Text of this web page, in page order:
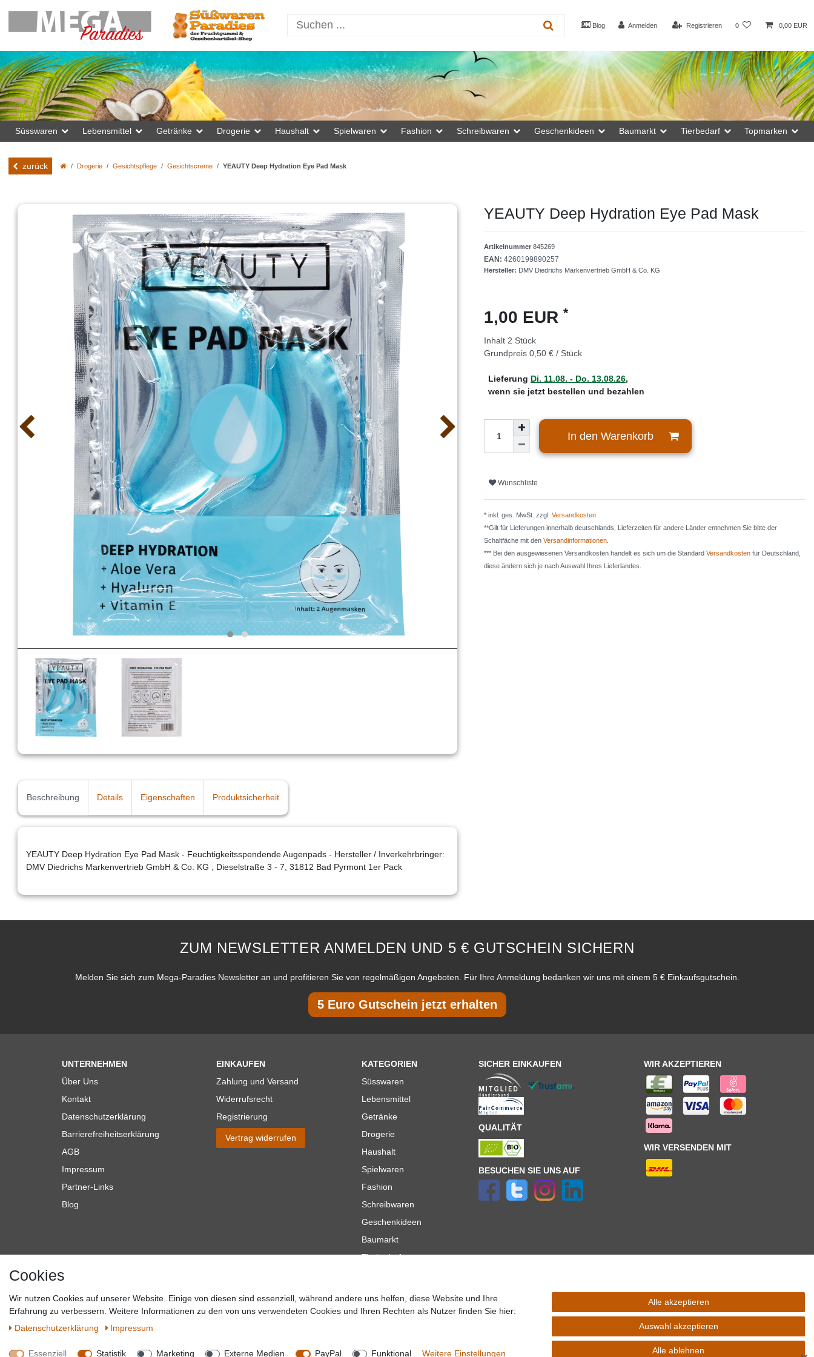
Blog Anmelden Registrieren 0 0,00 EUR
Süsswaren Lebensmittel Getränke Drogerie Haushalt Spielwaren Fashion Schreibwaren Geschenkideen Baumarkt Tierbedarf Topmarken
zurück Drogerie Gesichtspflege Gesichtscreme YEAUTY Deep Hydration Eye Pad Mask
YEAUTY Deep Hydration Eye Pad Mask
Artikelnummer 845269
EAN: 4260199890257
Hersteller: DMV Diedrichs Markenvertrieb GmbH & Co. KG
1,00 EUR *
Inhalt 2 Stück
Grundpreis 0,50 € / Stück
Lieferung Di. 11.08. - Do. 13.08.26,
wenn sie jetzt bestellen und bezahlen
In den Warenkorb
Wunschliste
* inkl. ges. MwSt. zzgl. Versandkosten
**Gilt für Lieferungen innerhalb deutschlands, Lieferzeiten für andere Länder entnehmen Sie bitte der
Schaltfäche mit den Versandinformationen
*** Bei den ausgewiesenen Versandkosten handelt es sich um die Standard Versandkosten für Deutschland,
diese ändern sich je nach Auswahl Ihres Lieferlandes.
Beschreibung Details Eigenschaften Produktsicherheit
YEAUTY Deep Hydration Eye Pad Mask - Feuchtigkeitsspendende Augenpads - Hersteller / Inverkehrbringer:
DMV Diedrichs Markenvertrieb GmbH & Co. KG , Dieselstraße 3 - 7, 31812 Bad Pyrmont 1er Pack
ZUM NEWSLETTER ANMELDEN UND 5 € GUTSCHEIN SICHERN
Melden Sie sich zum Mega-Paradies Newsletter an und profitieren Sie von regelmäßigen Angeboten. Für Ihre Anmeldung bedanken wir uns mit einem 5 € Einkaufsgutschein.
5 Euro Gutschein jetzt erhalten
UNTERNEHMEN
Über Uns
Kontakt
Datenschutzerklärung
Barrierefreiheitserklärung
AGB
Impressum
Partner-Links
Blog
EINKAUFEN
Zahlung und Versand
Widerrufsrecht
Registrierung
Vertrag widerrufen
KATEGORIEN
Süsswaren
Lebensmittel
Getränke
Drogerie
Haushalt
Spielwaren
Fashion
Schreibwaren
Geschenkideen
Baumarkt
Tierbedarf
SICHER EINKAUFEN
QUALITÄT
BESUCHEN SIE UNS AUF
WIR AKZEPTIEREN
WIR VERSENDEN MIT
*Alle Preise verstehen sich inkl. MwSt. zzgl. Versandkosten. **Gilt für Lieferungen innerhalb deutschlands, Lieferzeiten für andere Länder entnehmen Sie bitte der Schaltfäche mit den Versandinformationen . *** Bei den ausgewiesenen
für Deutschland, diese ändern sich je nach Auswahl Ihres Lieferlandes.
Cookies
Wir nutzen Cookies auf unserer Website. Einige von diesen sind essenziell, während andere uns helfen, diese Website und Ihre
Erfahrung zu verbessern. Weitere Informationen zu den von uns verwendeten Cookies und Ihren Rechten als Nutzer finden Sie hier:
Daten­schutz­erklärung
Impressum
Essenziell Statistik Marketing Externe Medien PayPal Funktional Weitere Einstellungen
Alle akzeptieren
Auswahl akzeptieren
Alle ablehnen